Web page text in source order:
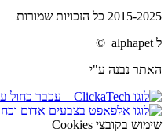
2015-2025 כל הזכויות שמורות
ל alphapet ©
האתר נבנה ע"י
שימוש בקובצי Cookies